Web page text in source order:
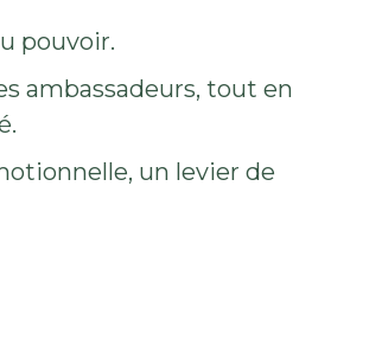
pouvoir.
ambassadeurs, tout en
un levier de